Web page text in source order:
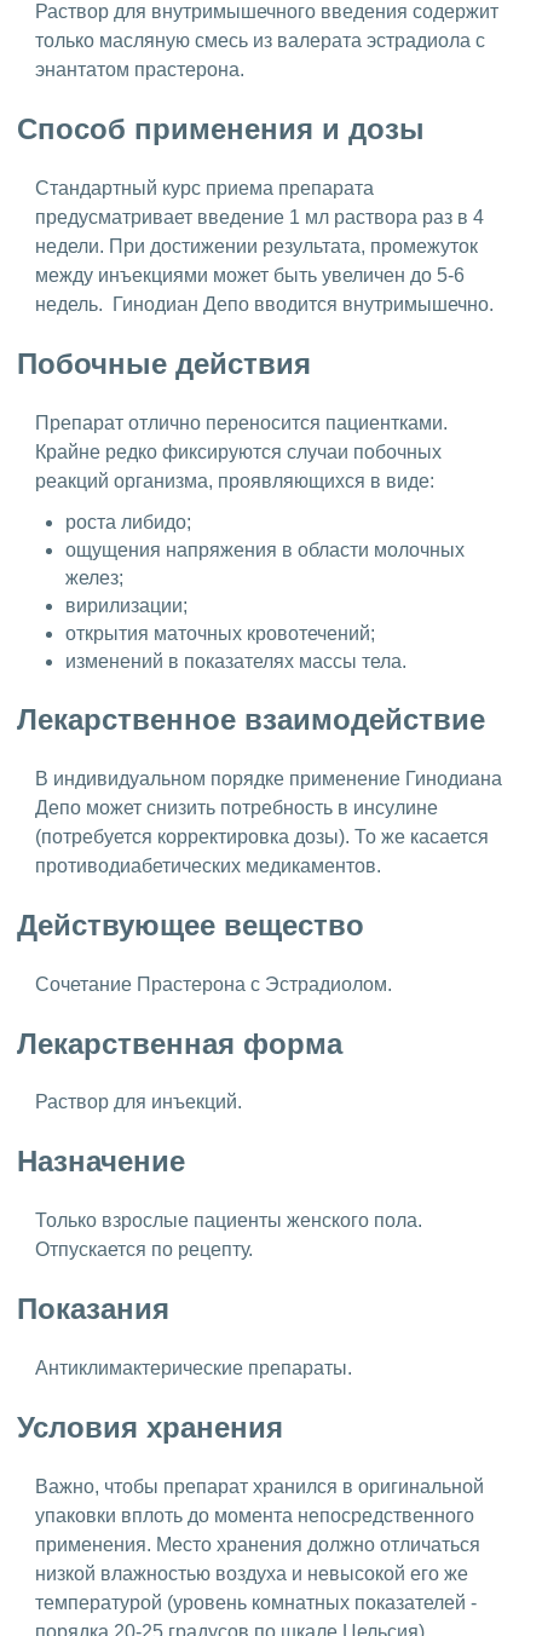
Раствор для внутримышечного введения содержит
только масляную смесь из валерата эстрадиола с
энантатом прастерона.
Способ применения и дозы
Стандартный курс приема препарата
предусматривает введение 1 мл раствора раз в 4
недели. При достижении результата, промежуток
между инъекциями может быть увеличен до 5-6
недель. Гинодиан Депо вводится внутримышечно.
Побочные действия
Препарат отлично переносится пациентками.
Крайне редко фиксируются случаи побочных
реакций организма, проявляющихся в виде:
роста либидо;
ощущения напряжения в области молочных
желез;
вирилизации;
открытия маточных кровотечений;
изменений в показателях массы тела.
Лекарственное взаимодействие
В индивидуальном порядке применение Гинодиана
Депо может снизить потребность в инсулине
(потребуется корректировка дозы). То же касается
противодиабетических медикаментов.
Действующее вещество
Сочетание Прастерона с Эстрадиолом.
Лекарственная форма
Раствор для инъекций.
Назначение
Только взрослые пациенты женского пола.
Отпускается по рецепту.
Показания
Антиклимактерические препараты.
Условия хранения
Важно, чтобы препарат хранился в оригинальной
упаковки вплоть до момента непосредственного
применения. Место хранения должно отличаться
низкой влажностью воздуха и невысокой его же
температурой (уровень комнатных показателей -
порядка 20-25 градусов по шкале Цельсия).